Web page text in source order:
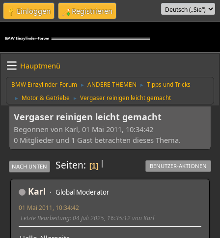
Einloggen Registrieren
Hauptmenü
BMW Einzylinder-Forum ► ANDERE THEMEN ► Tipps und Tricks
► Motor & Getriebe ► Vergaser reinigen leicht gemacht
Vergaser reinigen leicht gemacht
Begonnen von Karl, 01 Mai 2011, 10:34:42
0 Mitglieder und 1 Gast betrachten dieses Thema.
|
NACH UNTEN Seiten 1 BENUTZER-AKTIONEN
Karl Global Moderator
01 Mai 2011, 10:34:42
Letzte Bearbeitung: 04 Juli 2025, 16:35:12 von Karl